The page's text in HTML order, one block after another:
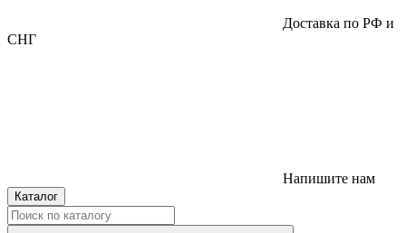
Доставка по РФ и
СНГ
Напишите нам
Каталог